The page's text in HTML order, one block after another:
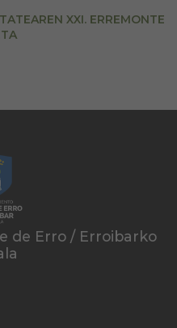
XXI. ERREMONTE
de Erro / Erroibarko